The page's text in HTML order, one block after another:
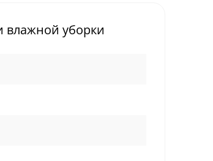
влажной уборки